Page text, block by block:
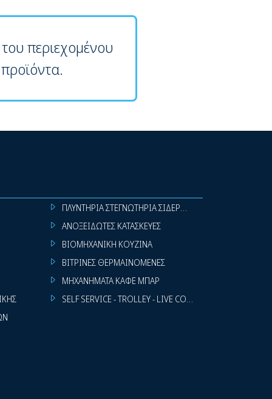
περιεχομένου
ΠΛΥΝΤΗΡΙΑ ΣΤΕΓΝΩΤΗΡΙΑ ΣΙΔΕΡΩΤΗΡΙΑ ΡΟΥΧΩΝ
ΑΝΟΞΕΙΔΩΤΕΣ ΚΑΤΑΣΚΕΥΕΣ
ΒΙΟΜΗΧΑΝΙΚΗ ΚΟΥΖΙΝΑ
ΒΙΤΡΙΝΕΣ ΘΕΡΜΑΙΝΟΜΕΝΕΣ
ΜΗΧΑΝΗΜΑΤΑ ΚΑΦΕ ΜΠΑΡ
SELF SERVICE - TROLLEY - LIVE COOKING